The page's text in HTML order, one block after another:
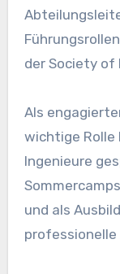
der Society of
Als
wichtige
Ingenieure
und als
professionelle